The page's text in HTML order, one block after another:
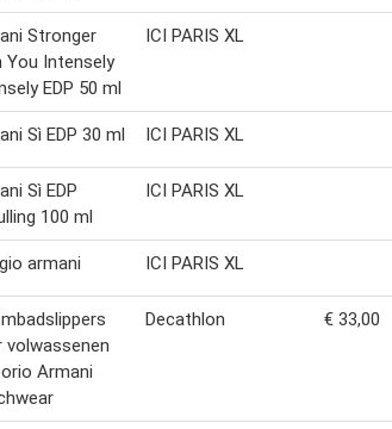
Stronger
You Intensely
EDP 50 ml
ICI PARIS XL
Sì EDP 30 ml ICI PARIS XL
Sì EDP
100 ml
ICI PARIS XL
armani ICI PARIS XL
volwassenen
Armani
Decathlon € 33,00